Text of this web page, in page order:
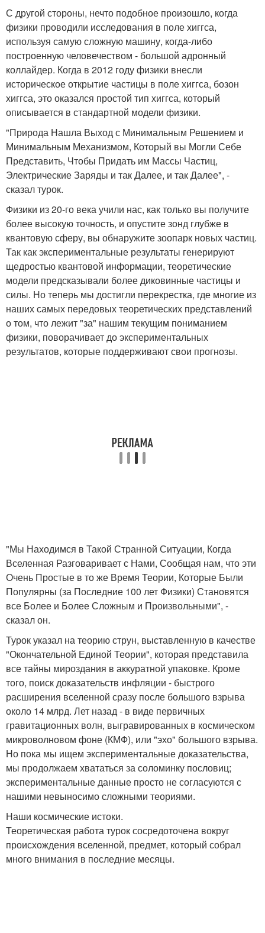
С другой стороны, нечто подобное произошло, когда
физики проводили исследования в поле хиггса,
используя самую сложную машину, когда-либо
построенную человечеством - большой адронный
коллайдер. Когда в 2012 году физики внесли
историческое открытие частицы в поле хиггса, бозон
хиггса, это оказался простой тип хиггса, который
описывается в стандартной модели физики.
"Природа Нашла Выход с Минимальным Решением и
Минимальным Механизмом, Который вы Могли Себе
Представить, Чтобы Придать им Массы Частиц,
Электрические Заряды и так Далее, и так Далее", -
сказал турок.
Физики из 20-го века учили нас, как только вы получите
более высокую точность, и опустите зонд глубже в
квантовую сферу, вы обнаружите зоопарк новых частиц.
Так как экспериментальные результаты генерируют
щедростью квантовой информации, теоретические
модели предсказывали более диковинные частицы и
силы. Но теперь мы достигли перекрестка, где многие из
наших самых передовых теоретических представлений
о том, что лежит "за" нашим текущим пониманием
физики, поворачивает до экспериментальных
результатов, которые поддерживают свои прогнозы.
"Мы Находимся в Такой Странной Ситуации, Когда
Вселенная Разговаривает с Нами, Сообщая нам, что эти
Очень Простые в то же Время Теории, Которые Были
Популярны (за Последние 100 лет Физики) Становятся
все Более и Более Сложным и Произвольными", -
сказал он.
Турок указал на теорию струн, выставленную в качестве
"Окончательной Единой Теории", которая представила
все тайны мироздания в аккуратной упаковке. Кроме
того, поиск доказательств инфляции - быстрого
расширения вселенной сразу после большого взрыва
около 14 млрд. Лет назад - в виде первичных
гравитационных волн, выгравированных в космическом
микроволновом фоне (КМФ), или "эхо" большого взрыва.
Но пока мы ищем экспериментальные доказательства,
мы продолжаем хвататься за соломинку пословиц;
экспериментальные данные просто не согласуются с
нашими невыносимо сложными теориями.
Наши космические истоки.
Теоретическая работа турок сосредоточена вокруг
происхождения вселенной, предмет, который собрал
много внимания в последние месяцы.